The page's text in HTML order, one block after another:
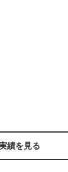
績を見る